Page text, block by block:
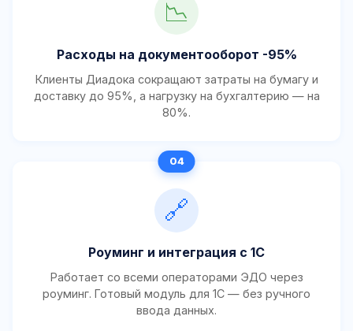
📉
Расходы на документооборот -95%
Клиенты Диадока сокращают затраты на бумагу и
доставку до 95%, а нагрузку на бухгалтерию — на
80%.
🔗
Роуминг и интеграция с 1С
Работает со всеми операторами ЭДО через
роуминг. Готовый модуль для 1С — без ручного
ввода данных.